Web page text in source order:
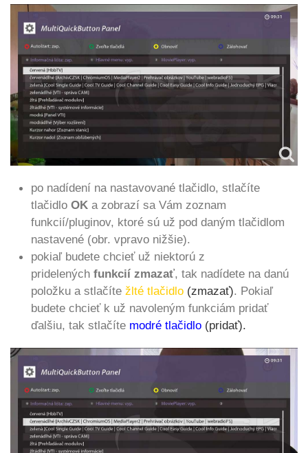
po nadídení na nastavované tlačidlo, stlačíte
tlačidlo OK a zobrazí sa Vám zoznam
funkcií/pluginov, ktoré sú už pod daným tlačidlom
nastavené (obr. vpravo nižšie).
pokiaľ budete chcieť už niektorú z
pridelených funkcií zmazať, tak nadídete na danú
položku a stlačíte žlté tlačidlo (zmazať). Pokiaľ
budete chcieť k už navoleným funkciám pridať
ďalšiu, tak stlačíte modré tlačidlo (pridať).